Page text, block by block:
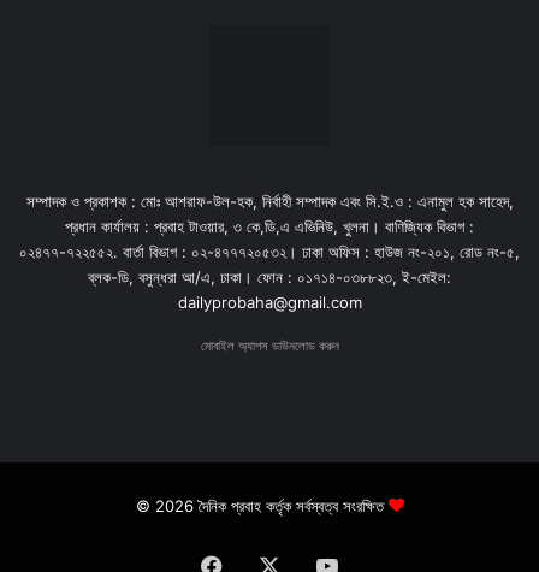
সম্পাদক ও প্রকাশক : মোঃ আশরাফ-উল-হক, নির্বাহী সম্পাদক এবং সি.ই.ও : এনামুল হক সাহেদ,
প্রধান কার্যালয় : প্রবাহ টাওয়ার, ৩ কে,ডি,এ এভিনিউ, খুলনা। বাণিজ্যিক বিভাগ :
০২৪৭৭-৭২২৫৫২. বার্তা বিভাগ : ০২-৪৭৭৭২০৫৩২। ঢাকা অফিস : হাউজ নং-২০১, রোড নং-৫,
ব্লক-ডি, বসুন্ধরা আ/এ, ঢাকা। ফোন : ০১৭১৪-০৩৮৮২৩, ই-মেইল:
dailyprobaha@gmail.com
মোবাইল অ্যাপস ডাউনলোড করুন
© 2026 দৈনিক প্রবাহ কর্তৃক সর্বস্বত্ব সংরক্ষিত
Facebook